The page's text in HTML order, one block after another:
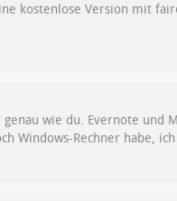
kostenlose Version mit
wie du. Evernote und
Windows-Rechner habe,